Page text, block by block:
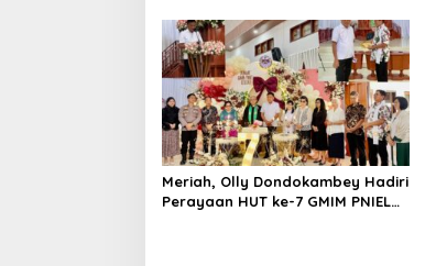
Meriah, Olly Dondokambey Hadiri
Perayaan HUT ke-7 GMIM PNIEL